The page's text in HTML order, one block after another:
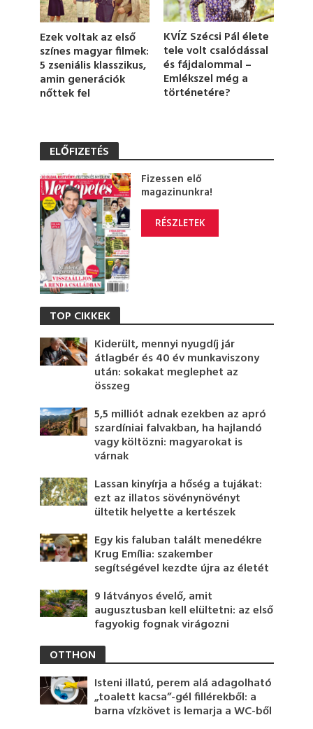
o
n
s
Ezek voltak az első
színes magyar filmek:
5 zseniális klasszikus,
amin generációk
nőttek fel
KVÍZ Szécsi Pál élete
tele volt csalódással
és fájdalommal –
Emlékszel még a
történetére?
ELŐFIZETÉS
Fizessen elő
magazinunkra!
RÉSZLETEK
TOP CIKKEK
Kiderült, mennyi nyugdíj jár
átlagbér és 40 év munkaviszony
után: sokakat meglephet az
összeg
5,5 milliót adnak ezekben az apró
szardíniai falvakban, ha hajlandó
vagy költözni: magyarokat is
várnak
Lassan kinyírja a hőség a tujákat:
ezt az illatos sövénynövényt
ültetik helyette a kertészek
Egy kis faluban talált menedékre
Krug Emília: szakember
segítségével kezdte újra az életét
9 látványos évelő, amit
augusztusban kell elültetni: az első
fagyokig fognak virágozni
OTTHON
Isteni illatú, perem alá adagolható
„toalett kacsa”-gél fillérekből: a
barna vízkövet is lemarja a WC-ből